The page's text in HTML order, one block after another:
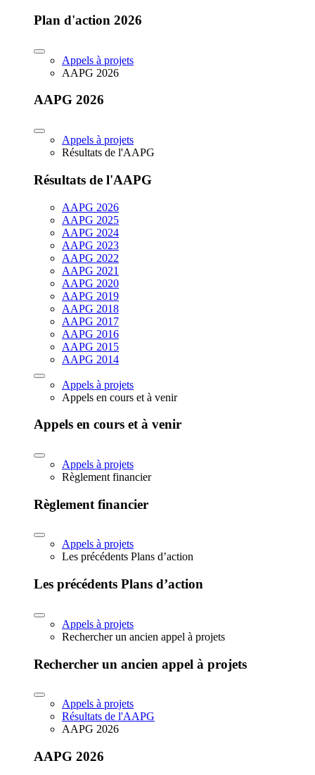
Plan d'action 2026
Appels à projets
AAPG 2026
AAPG 2026
Appels à projets
Résultats de l'AAPG
Résultats de l'AAPG
AAPG 2026
AAPG 2025
AAPG 2024
AAPG 2023
AAPG 2022
AAPG 2021
AAPG 2020
AAPG 2019
AAPG 2018
AAPG 2017
AAPG 2016
AAPG 2015
AAPG 2014
Appels à projets
Appels en cours et à venir
Appels en cours et à venir
Appels à projets
Règlement financier
Règlement financier
Appels à projets
Les précédents Plans d’action
Les précédents Plans d’action
Appels à projets
Rechercher un ancien appel à projets
Rechercher un ancien appel à projets
Appels à projets
Résultats de l'AAPG
AAPG 2026
AAPG 2026